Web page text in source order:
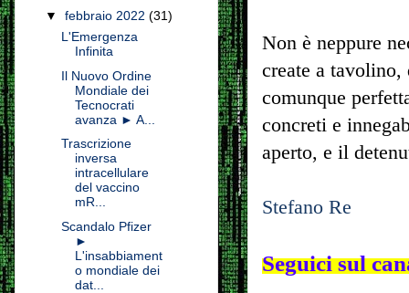
Non è neppure
create a
comunque
concreti e
aperto, e il
Stefano Re
Seguici sul
▼ febbraio 2022 (31)
L'Emergenza
Infinita
Il Nuovo Ordine
Mondiale dei
Tecnocrati
avanza ► A...
Trascrizione
inversa
intracellulare
del vaccino
mR...
Scandalo Pfizer
►
L'insabbiament
o mondiale dei
dat...